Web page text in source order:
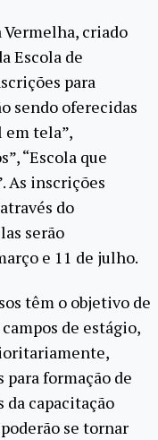
Vermelha, criado
Escola de
para
sendo oferecidas
em tela”,
“Escola que
As inscrições
do
serão
e 11 de julho.
têm o objetivo de
de estágio,
formação de
da capacitação
se tornar